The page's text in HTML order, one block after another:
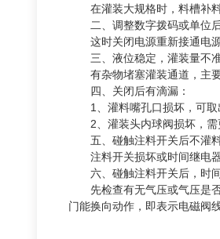
在灌装大规格时，料槽补料
二、调整数字拨码或单位后
这时关闭电源重新接通电源
三、液位稳定，灌装量不准
有杂物堵塞灌装通道，主要
四、关闭后有滴漏：
1、灌料嘴孔口损坏，可取
2、灌装头内球阀损坏，需
五、碰触注料开关后不灌料
注料开关损坏或时间继电器
六、碰触注料开关后，时间
先检查有无气压或气压是否
门能换向动作，即表示电磁阀